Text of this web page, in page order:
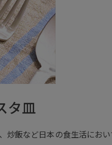
タ皿
飯など日本の食生活にお